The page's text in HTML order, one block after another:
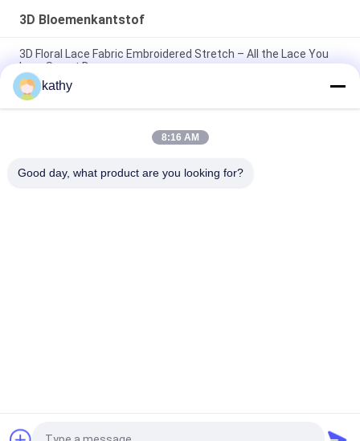
3D Bloemenkantstof
3D Floral Lace Fabric Embroidered Stretch – All the Lace You
Love Sweet Dresses
Lace Stof 3D Flower Elegant Borduurwerk Stof Laser Tech
Party Luxe Stijl Lace Stof
Vintage stijl geborduurd kant weefsel 3D bloemen witte tul
kathy
8:16 AM
Good day, what product are you looking for?